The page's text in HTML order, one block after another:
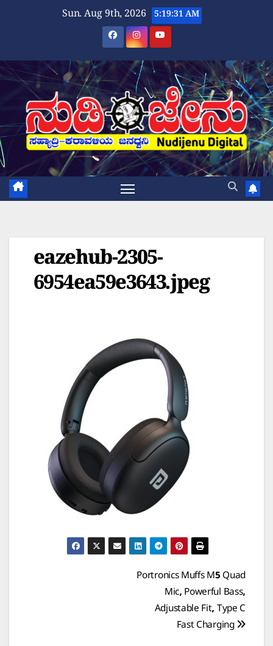
Sun. Aug 9th, 2026 5:19:31 AM
eazehub-2305-
6954ea59e3643.jpeg
Portronics Muffs M5 Quad
Mic, Powerful Bass,
Adjustable Fit, Type C
Fast Charging